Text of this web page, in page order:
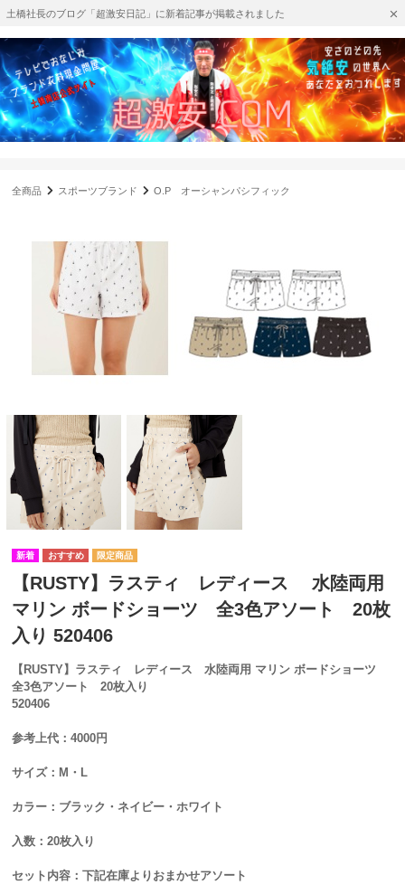
土橋社長のブログ「超激安日記」に新着記事が掲載されました
全商品 スポーツブランド O.P オーシャンパシフィック
【RUSTY】ラスティ レディース 水陸両用
マリン ボードショーツ 全3色アソート 20枚
入り 520406
【RUSTY】ラスティ レディース 水陸両用 マリン ボードショーツ
全3色アソート 20枚入り
520406
参考上代：4000円
サイズ：M・L
カラー：ブラック・ネイビー・ホワイト
入数：20枚入り
セット内容：下記在庫よりおまかせアソート